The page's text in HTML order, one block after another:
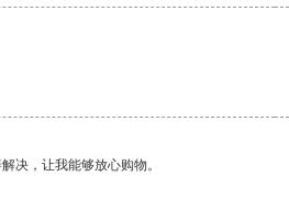
决，让我能够放心购物。